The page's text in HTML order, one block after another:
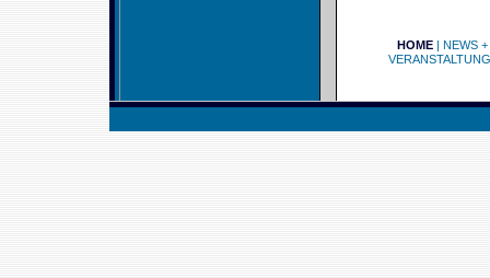
HOME| NEWS